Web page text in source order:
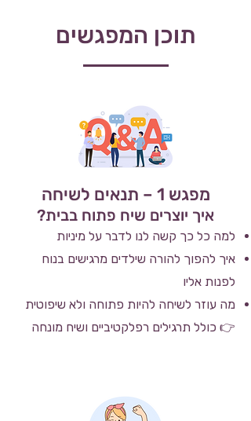
תוכן המפגשים
מפגש 1 – תנאים לשיחה
איך יוצרים שיח פתוח בבית?
למה כל כך קשה לנו לדבר על מיניות
איך להפוך להורה שילדים מרגישים בנוח
לפנות אליו
מה עוזר לשיחה להיות פתוחה ולא שיפוטית
👉 כולל תרגילים רפלקטיביים ושיח מונחה